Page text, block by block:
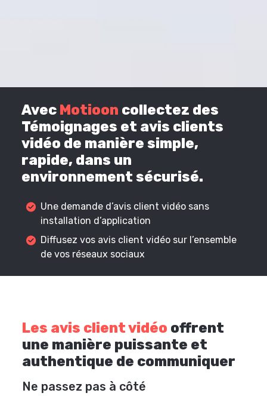
Avec Motioon collectez des
Témoignages et avis clients
vidéo de manière simple,
rapide, dans un
environnement sécurisé.
Une demande d’avis client vidéo sans
installation d’application
Diffusez vos avis client vidéo sur l’ensemble
de vos réseaux sociaux
Les avis client vidéo offrent
une manière puissante et
authentique de communiquer
Ne passez pas à côté